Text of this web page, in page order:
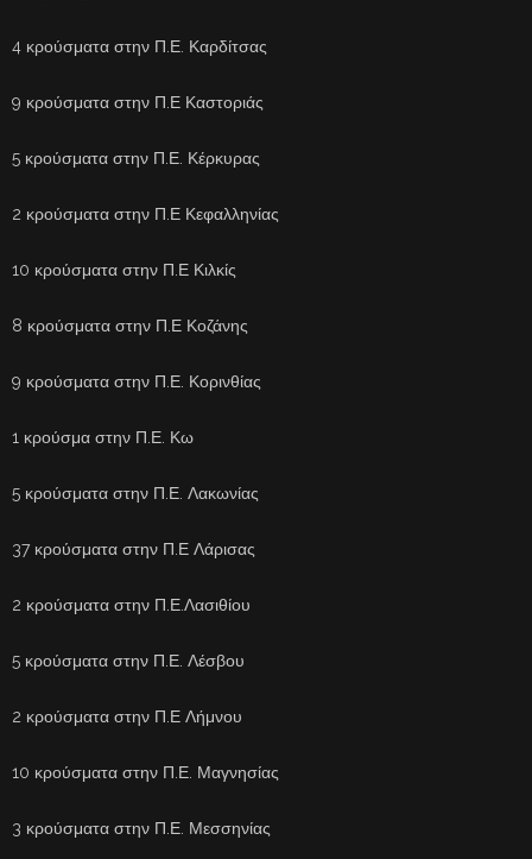
4 κρούσματα στην Π.Ε. Καρδίτσας
9 κρούσματα στην Π.Ε Καστοριάς
5 κρούσματα στην Π.Ε. Κέρκυρας
2 κρούσματα στην Π.Ε Κεφαλληνίας
10 κρούσματα στην Π.Ε Κιλκίς
8 κρούσματα στην Π.Ε Κοζάνης
9 κρούσματα στην Π.Ε. Κορινθίας
1 κρούσμα στην Π.Ε. Κω
5 κρούσματα στην Π.Ε. Λακωνίας
37 κρούσματα στην Π.Ε Λάρισας
2 κρούσματα στην Π.Ε.Λασιθίου
5 κρούσματα στην Π.Ε. Λέσβου
2 κρούσματα στην Π.Ε Λήμνου
10 κρούσματα στην Π.Ε. Μαγνησίας
3 κρούσματα στην Π.Ε. Μεσσηνίας